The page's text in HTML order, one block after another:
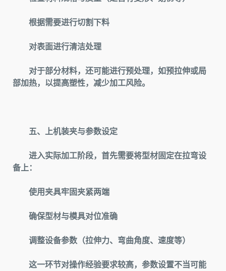
根据需要进行切割下料
对表面进行清洁处理
对于部分材料，还可能进行预处理，如预拉伸或局
部加热，以提高塑性，减少加工风险。
五、上机装夹与参数设定
进入实际加工阶段，首先需要将型材固定在拉弯设
备上：
使用夹具牢固夹紧两端
确保型材与模具对位准确
调整设备参数（拉伸力、弯曲角度、速度等）
这一环节对操作经验要求较高，参数设置不当可能